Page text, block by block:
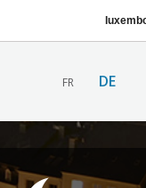
FR DE